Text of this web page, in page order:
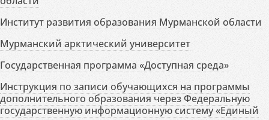
Институт развития образования Мурманской области
Мурманский арктический университет
Государственная программа «Доступная среда»
Инструкция по записи обучающихся на программы
дополнительного образования через Федеральную
государственную информационную систему «Единый